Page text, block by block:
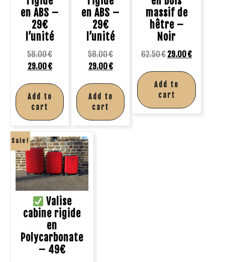
en ABS –
29€
l’unité
58.00€
29.00€
Add to
cart
en ABS –
29€
l’unité
58.00€
29.00€
Add to
cart
massif de
hêtre –
Noir
62.50€ 29.00€
Add to
cart
Sale!
Valise
cabine rigide
en
Polycarbonate
– 49€